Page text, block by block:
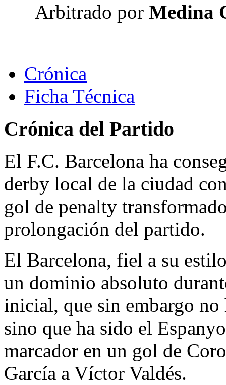
Arbitrado por Medina
Crónica
Ficha Técnica
Crónica del Partido
El F.C. Barcelona ha
derby local de la ciudad
gol de penalty
prolongación del partido.
El Barcelona, fiel a su
un dominio absoluto
inicial, que sin embargo no
sino que ha sido el
marcador en un gol de
García a Víctor Valdés.